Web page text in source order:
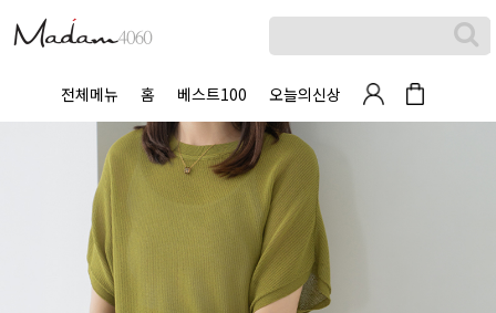
전체메뉴 홈 베스트100 오늘의신상